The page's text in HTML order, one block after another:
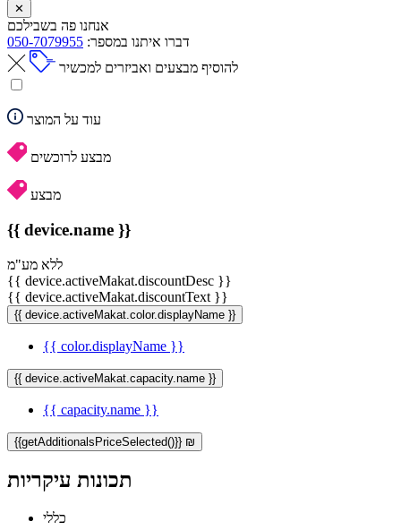
✕
אנחנו פה בשבילכם
דברו איתנו במספר: 050-7079955
להוסיף מבצעים ואביזרים למכשיר
עוד על המוצר
מבצע לרוכשים
מבצע
{{ device.name }}
ללא מע"מ
{{ device.activeMakat.discountDesc }}
{{ device.activeMakat.discountText }}
{{ device.activeMakat.color.displayName }}
{{ color.displayName }}
{{ device.activeMakat.capacity.name }}
{{ capacity.name }}
{{getAdditionalsPriceSelected()}} ₪
תכונות עיקריות
כללי